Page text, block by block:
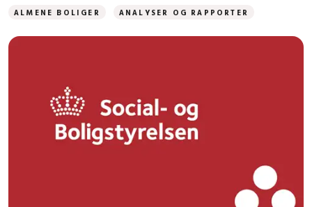
ALMENE BOLIGER ANALYSER OG RAPPORTER